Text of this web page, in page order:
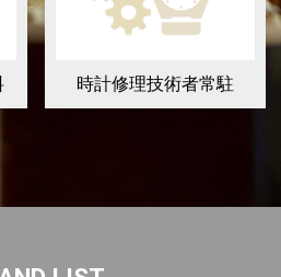
時計修理技術者常駐